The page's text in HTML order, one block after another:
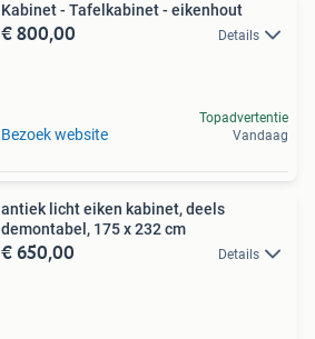
Kabinet - Tafelkabinet - eikenhout
€ 800,00 Details
Bezoek website
Topadvertentie
Vandaag
antiek licht eiken kabinet, deels
demontabel, 175 x 232 cm
€ 650,00 Details